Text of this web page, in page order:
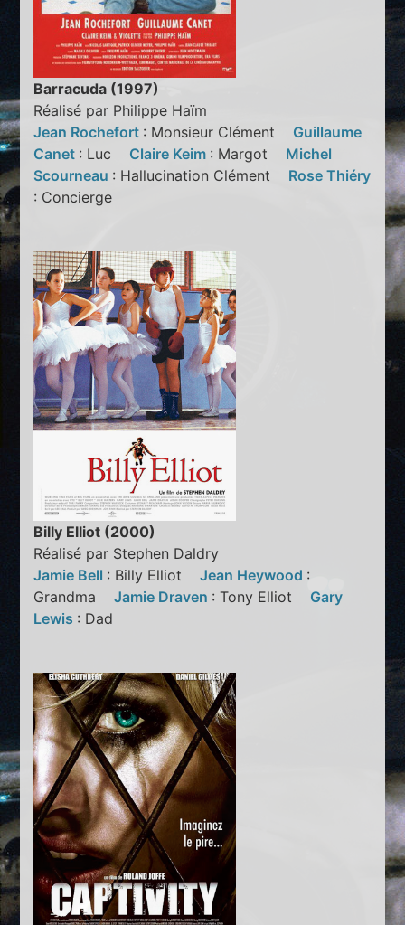
Barracuda (1997)
Réalisé par Philippe Haïm
Jean Rochefort : Monsieur Clément Guillaume
Canet : Luc Claire Keim : Margot Michel
Scourneau : Hallucination Clément Rose Thiéry
: Concierge
Billy Elliot (2000)
Réalisé par Stephen Daldry
Jamie Bell : Billy ElliotJean Heywood :
GrandmaJamie Draven : Tony Elliot Gary
Lewis : Dad